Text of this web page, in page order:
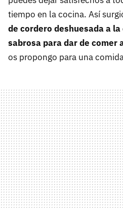
tiempo en la cocina. Así
de cordero deshuesada a
sabrosa para dar de comer
os propongo para una